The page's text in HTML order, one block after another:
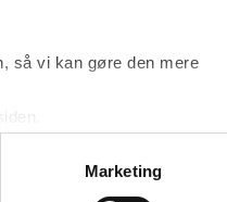
så vi kan gøre den mere
Marketing
sagscontroller,